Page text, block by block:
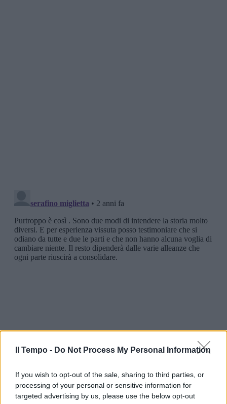
Il Tempo - Do Not Process My Personal Information
If you wish to opt-out of the sale, sharing to third parties, or
processing of your personal or sensitive information for
targeted advertising by us, please use the below opt-out